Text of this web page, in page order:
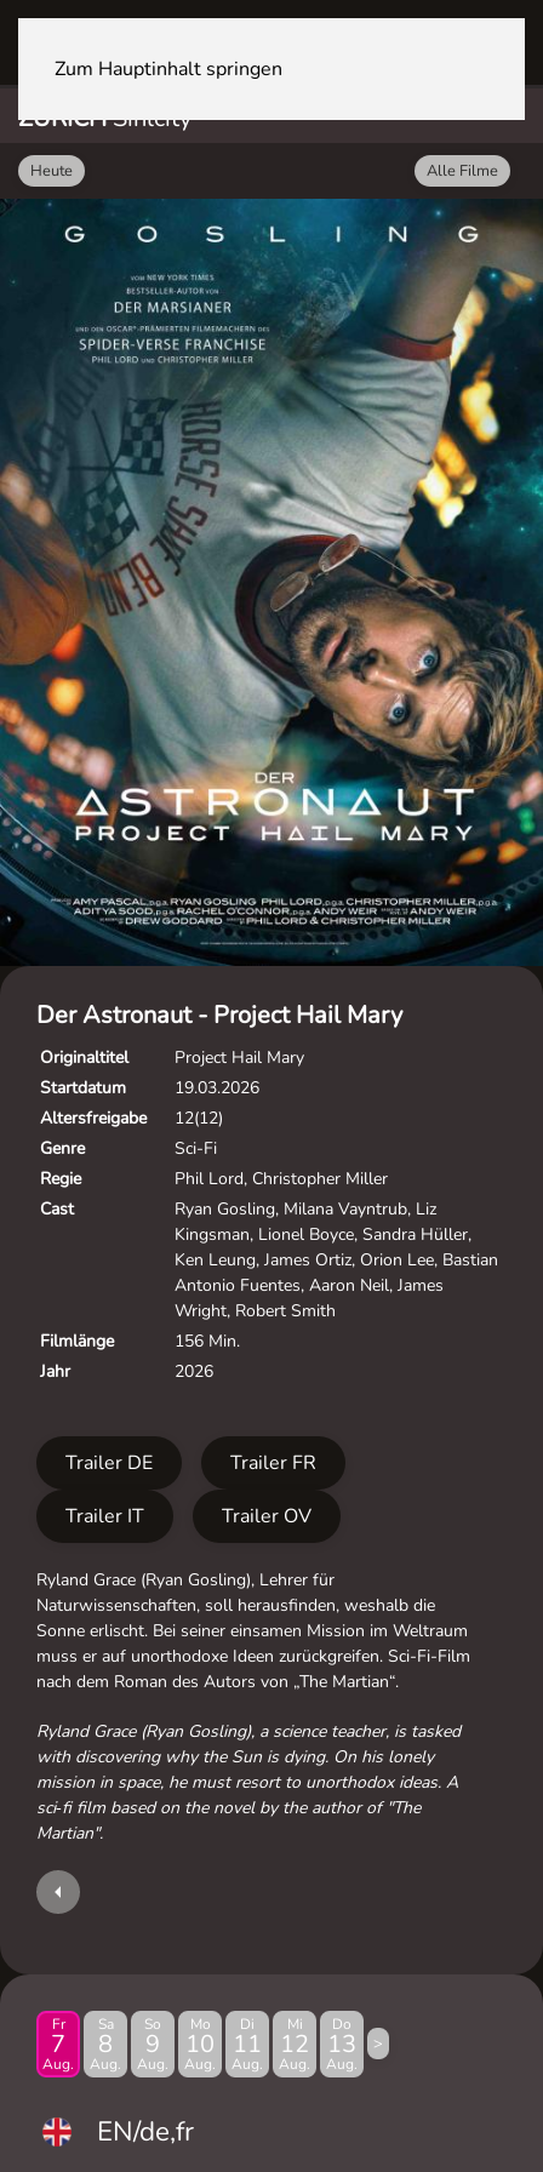
Zum Hauptinhalt springen
ZÜRICHSihlcity
Heute Alle Filme
Der Astronaut - Project Hail Mary
Originaltitel
Project Hail Mary
Startdatum
19.03.2026
Altersfreigabe
12(12)
Genre
Sci-Fi
Regie
Phil Lord, Christopher Miller
Cast
Ryan Gosling, Milana Vayntrub, Liz
Kingsman, Lionel Boyce, Sandra Hüller,
Ken Leung, James Ortiz, Orion Lee, Bastian
Antonio Fuentes, Aaron Neil, James
Wright, Robert Smith
Filmlänge
156 Min.
Jahr
2026
Trailer DE
Trailer FR
Trailer IT
Trailer OV
Ryland Grace (Ryan Gosling), Lehrer für
Naturwissenschaften, soll herausfinden, weshalb die
Sonne erlischt. Bei seiner einsamen Mission im Weltraum
muss er auf unorthodoxe Ideen zurückgreifen. Sci-Fi-Film
nach dem Roman des Autors von „The Martian“.
Ryland Grace (Ryan Gosling), a science teacher, is tasked
with discovering why the Sun is dying. On his lonely
mission in space, he must resort to unorthodox ideas. A
sci‑fi film based on the novel by the author of "The
Martian".
Fr
7
Aug.
Sa
8
Aug.
So
9
Aug.
Mo
10
Aug.
Di
11
Aug.
Mi
12
Aug.
Do
13
Aug.
>
EN/de,fr